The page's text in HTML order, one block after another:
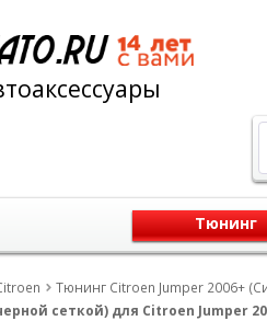
Тюнинг
Тюнинг Citroen Jumper 2006+
сеткой) для Citroen Jumper